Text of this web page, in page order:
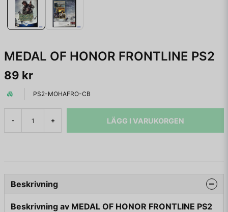
MEDAL OF HONOR FRONTLINE PS2
89 kr
PS2-MOHAFRO-CB
- + LÄGG I VARUKORGEN
Beskrivning
Beskrivning av MEDAL OF HONOR FRONTLINE PS2